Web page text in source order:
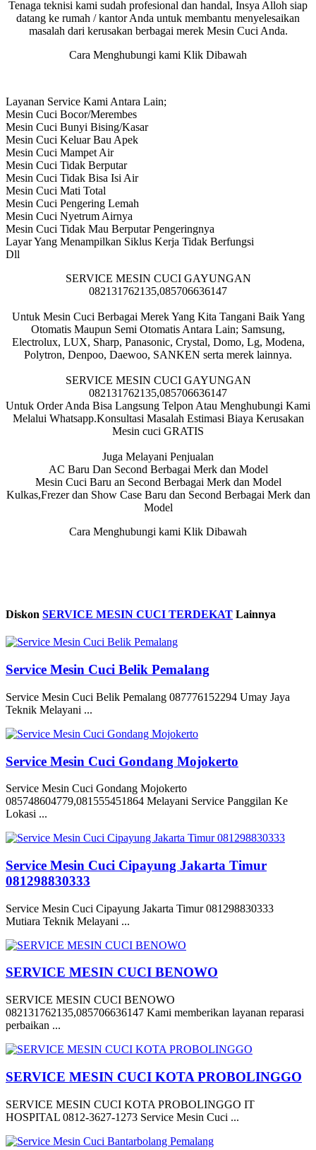
Tenaga teknisi kami sudah profesional dan handal, Insya Alloh siap
datang ke rumah / kantor Anda untuk membantu menyelesaikan
masalah dari kerusakan berbagai merek Mesin Cuci Anda.
Cara Menghubungi kami Klik Dibawah
Layanan Service Kami Antara Lain;
Mesin Cuci Bocor/Merembes
Mesin Cuci Bunyi Bising/Kasar
Mesin Cuci Keluar Bau Apek
Mesin Cuci Mampet Air
Mesin Cuci Tidak Berputar
Mesin Cuci Tidak Bisa Isi Air
Mesin Cuci Mati Total
Mesin Cuci Pengering Lemah
Mesin Cuci Nyetrum Airnya
Mesin Cuci Tidak Mau Berputar Pengeringnya
Layar Yang Menampilkan Siklus Kerja Tidak Berfungsi
Dll
SERVICE MESIN CUCI GAYUNGAN
082131762135,085706636147
Untuk Mesin Cuci Berbagai Merek Yang Kita Tangani Baik Yang
Otomatis Maupun Semi Otomatis Antara Lain; Samsung,
Electrolux, LUX, Sharp, Panasonic, Crystal, Domo, Lg, Modena,
Polytron, Denpoo, Daewoo, SANKEN serta merek lainnya.
SERVICE MESIN CUCI GAYUNGAN
082131762135,085706636147
Untuk Order Anda Bisa Langsung Telpon Atau Menghubungi Kami
Melalui Whatsapp.Konsultasi Masalah Estimasi Biaya Kerusakan
Mesin cuci GRATIS
Juga Melayani Penjualan
AC Baru Dan Second Berbagai Merk dan Model
Mesin Cuci Baru an Second Berbagai Merk dan Model
Kulkas,Frezer dan Show Case Baru dan Second Berbagai Merk dan
Model
Cara Menghubungi kami Klik Dibawah
Diskon SERVICE MESIN CUCI TERDEKAT Lainnya
Service Mesin Cuci Belik Pemalang
Service Mesin Cuci Belik Pemalang 087776152294 Umay Jaya
Teknik Melayani ...
Service Mesin Cuci Gondang Mojokerto
Service Mesin Cuci Gondang Mojokerto
085748604779,081555451864 Melayani Service Panggilan Ke
Lokasi ...
Service Mesin Cuci Cipayung Jakarta Timur
081298830333
Service Mesin Cuci Cipayung Jakarta Timur 081298830333
Mutiara Teknik Melayani ...
SERVICE MESIN CUCI BENOWO
SERVICE MESIN CUCI BENOWO
082131762135,085706636147 Kami memberikan layanan reparasi
perbaikan ...
SERVICE MESIN CUCI KOTA PROBOLINGGO
SERVICE MESIN CUCI KOTA PROBOLINGGO IT
HOSPITAL 0812-3627-1273 Service Mesin Cuci ...